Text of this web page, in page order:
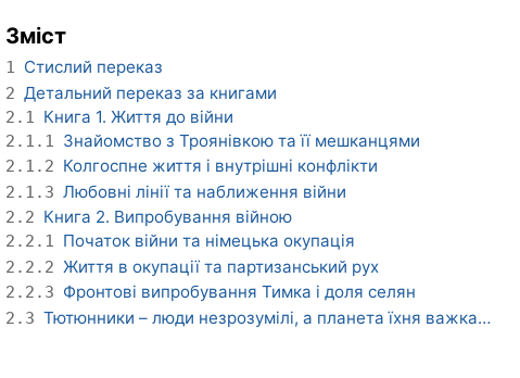
Зміст
1 Стислий переказ
2 Детальний переказ за книгами
2.1 Книга 1. Життя до війни
2.1.1 Знайомство з Троянівкою та її мешканцями
2.1.2 Колгоспне життя і внутрішні конфлікти
2.1.3 Любовні лінії та наближення війни
2.2 Книга 2. Випробування війною
2.2.1 Початок війни та німецька окупація
2.2.2 Життя в окупації та партизанський рух
2.2.3 Фронтові випробування Тимка і доля селян
2.3 Тютюнники – люди незрозумілі, а планета їхня важка…